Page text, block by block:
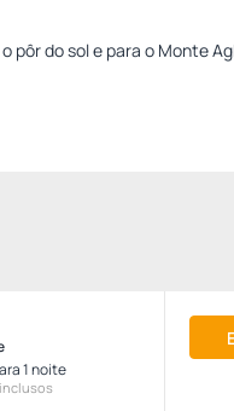
pôr do sol e para o Monte
1 noite